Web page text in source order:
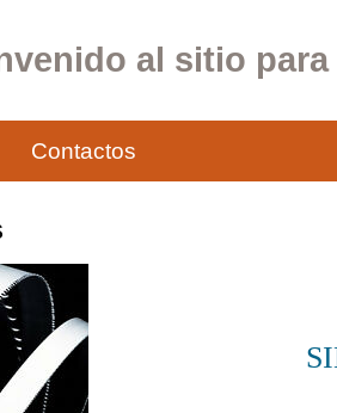
al sitio
Contactos